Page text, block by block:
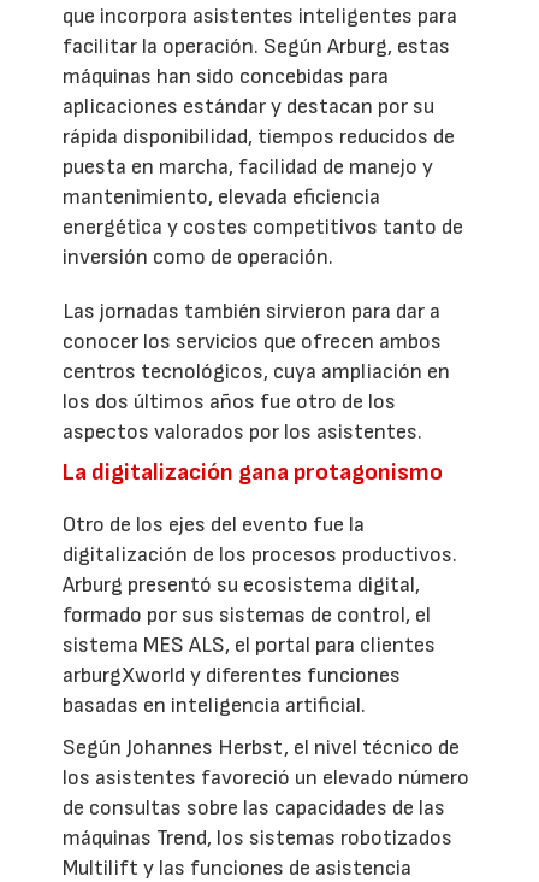
que incorpora asistentes inteligentes para
facilitar la operación. Según Arburg, estas
máquinas han sido concebidas para
aplicaciones estándar y destacan por su
rápida disponibilidad, tiempos reducidos de
puesta en marcha, facilidad de manejo y
mantenimiento, elevada eficiencia
energética y costes competitivos tanto de
inversión como de operación.
Las jornadas también sirvieron para dar a
conocer los servicios que ofrecen ambos
centros tecnológicos, cuya ampliación en
los dos últimos años fue otro de los
aspectos valorados por los asistentes.
La digitalización gana protagonismo
Otro de los ejes del evento fue la
digitalización de los procesos productivos.
Arburg presentó su ecosistema digital,
formado por sus sistemas de control, el
sistema MES ALS, el portal para clientes
arburgXworld y diferentes funciones
basadas en inteligencia artificial.
Según Johannes Herbst, el nivel técnico de
los asistentes favoreció un elevado número
de consultas sobre las capacidades de las
máquinas Trend, los sistemas robotizados
Multilift y las funciones de asistencia